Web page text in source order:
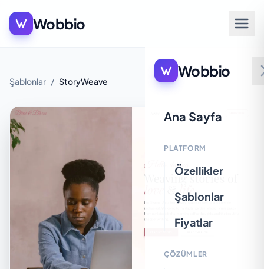
Wobbio
Wobbio
Ana Sayfa
PLATFORM
Özellikler
Şablonlar
Fiyatlar
ÇÖZÜMLER
Şablonlar / StoryWeave